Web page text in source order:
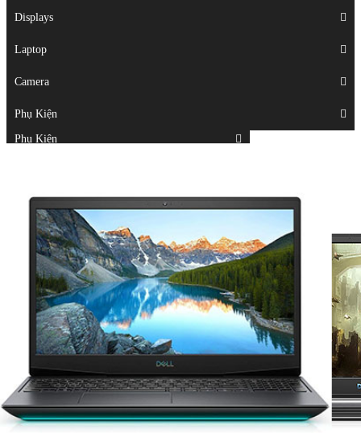
Mac Pro
Displays
Laptop
Camera
Phụ Kiện
Displays
Laptop
Camera
Phụ Kiện
Top